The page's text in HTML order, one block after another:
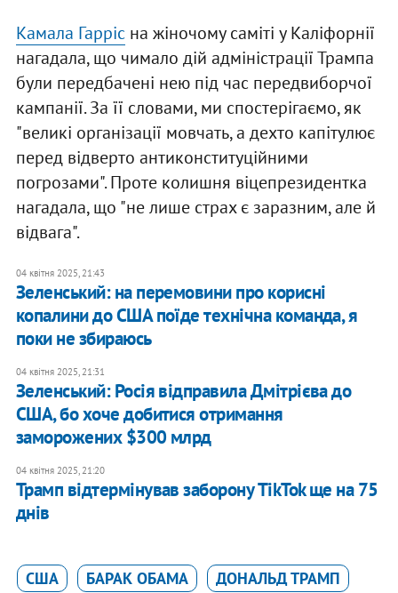
Камала Гаррісна жіночому саміті у Каліфорнії
нагадала, що чимало дій адміністрації Трампа
були передбачені нею під час передвиборчої
кампанії. За її словами, ми спостерігаємо, як
"великі організації мовчать, а дехто капітулює
перед відверто антиконституційними
погрозами". Проте колишня віцепрезидентка
нагадала, що "не лише страх є заразним, але й
відвага".
04 квітня 2025, 21:43
Зеленський: на перемовини про корисні
копалини до США поїде технічна команда, я
поки не збираюсь
04 квітня 2025, 21:31
Зеленський: Росія відправила Дмітрієва до
США, бо хоче добитися отримання
заморожених $300 млрд
04 квітня 2025, 21:20
Трамп відтермінував заборону TikTok ще на 75
днів
США БАРАК ОБАМА ДОНАЛЬД ТРАМП